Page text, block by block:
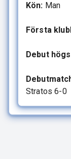
Kön: Man
Första
Debut
Stratos 6-0